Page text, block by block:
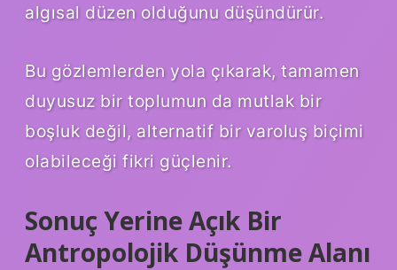
algısal düzen olduğunu düşündürür.
Bu gözlemlerden yola çıkarak, tamamen
duyusuz bir toplumun da mutlak bir
boşluk değil, alternatif bir varoluş biçimi
olabileceği fikri güçlenir.
Sonuç Yerine Açık Bir
Antropolojik Düşünme Alanı